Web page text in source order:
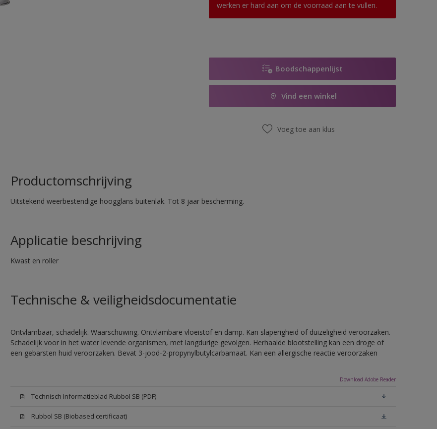
werken er hard aan om de voorraad aan te vullen.
Boodschappenlijst
Vind een winkel
Voeg toe aan klus
Productomschrijving
Uitstekend weerbestendige hoogglans buitenlak. Tot 8 jaar bescherming.
Applicatie beschrijving
Kwast en roller
Technische & veiligheidsdocumentatie
Ontvlambaar, schadelijk. Waarschuwing. Ontvlambare vloeistof en damp. Kan slaperigheid of duizeligheid veroorzaken.
Schadelijk voor in het water levende organismen, met langdurige gevolgen. Herhaalde blootstelling kan een droge of
een gebarsten huid veroorzaken. Bevat 3-jood-2-propynylbutylcarbamaat. Kan een allergische reactie veroorzaken
Download Adobe Reader
Technisch Informatieblad Rubbol SB (PDF)
Rubbol SB (Biobased certificaat)